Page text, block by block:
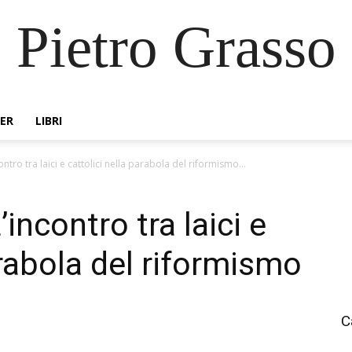
Pietro Grasso
LIBRI
tra laici e cattolici nella parabola del riformismo...
tra laici e
del riformismo